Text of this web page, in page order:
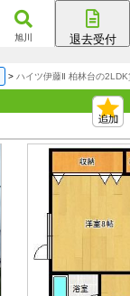
旭川 退去受付
ハイツ伊藤Ⅱ 柏林台の